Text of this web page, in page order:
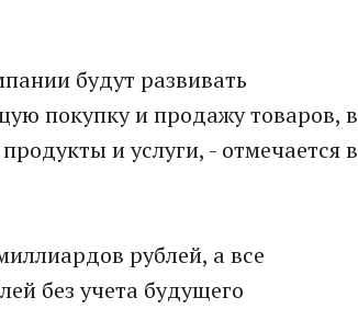
будут развивать
покупку и продажу товаров, в
и услуги, - отмечается в
рублей, а все
без учета будущего